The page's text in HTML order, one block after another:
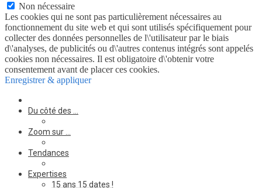
Non nécessaire
Les cookies qui ne sont pas particulièrement nécessaires au
fonctionnement du site web et qui sont utilisés spécifiquement pour
collecter des données personnelles de l\'utilisateur par le biais
d\'analyses, de publicités ou d\'autres contenus intégrés sont appelés
cookies non nécessaires. Il est obligatoire d\'obtenir votre
consentement avant de placer ces cookies.
Enregistrer & appliquer
Du côté des …
Zoom sur …
Tendances
Expertises
15 ans 15 dates !